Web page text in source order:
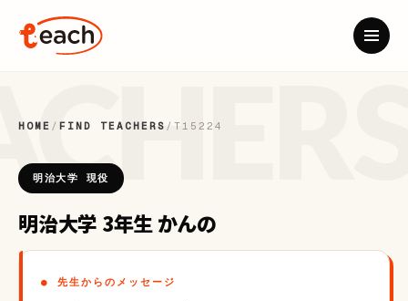
HOME / FIND TEACHERS / T15224
明治大学 現役
明治大学 3年生 かんの
● 先生からのメッセージ